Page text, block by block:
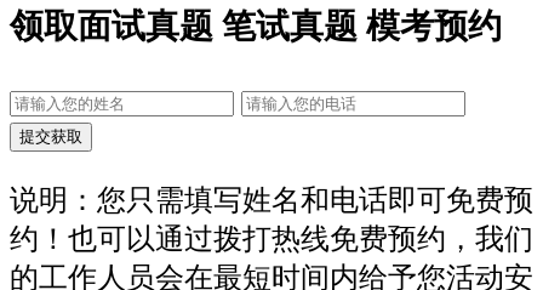
领取面试真题 笔试真题 模考预约
说明：您只需填写姓名和电话即可免费预
约！也可以通过拨打热线免费预约，我们
的工作人员会在最短时间内给予您活动安